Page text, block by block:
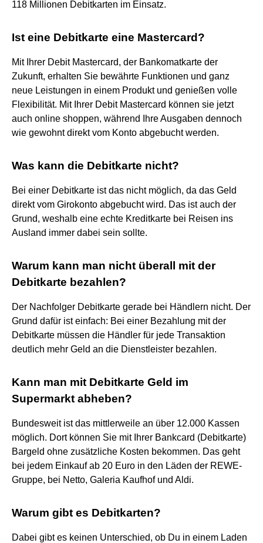
118 Millionen Debitkarten im Einsatz.
Ist eine Debitkarte eine Mastercard?
Mit Ihrer Debit Mastercard, der Bankomatkarte der
Zukunft, erhalten Sie bewährte Funktionen und ganz
neue Leistungen in einem Produkt und genießen volle
Flexibilität. Mit Ihrer Debit Mastercard können sie jetzt
auch online shoppen, während Ihre Ausgaben dennoch
wie gewohnt direkt vom Konto abgebucht werden.
Was kann die Debitkarte nicht?
Bei einer Debitkarte ist das nicht möglich, da das Geld
direkt vom Girokonto abgebucht wird. Das ist auch der
Grund, weshalb eine echte Kreditkarte bei Reisen ins
Ausland immer dabei sein sollte.
Warum kann man nicht überall mit der
Debitkarte bezahlen?
Der Nachfolger Debitkarte gerade bei Händlern nicht. Der
Grund dafür ist einfach: Bei einer Bezahlung mit der
Debitkarte müssen die Händler für jede Transaktion
deutlich mehr Geld an die Dienstleister bezahlen.
Kann man mit Debitkarte Geld im
Supermarkt abheben?
Bundesweit ist das mittlerweile an über 12.000 Kassen
möglich. Dort können Sie mit Ihrer Bankcard (Debitkarte)
Bargeld ohne zusätzliche Kosten bekommen. Das geht
bei jedem Einkauf ab 20 Euro in den Läden der REWE-
Gruppe, bei Netto, Galeria Kaufhof und Aldi.
Warum gibt es Debitkarten?
Dabei gibt es keinen Unterschied, ob Du in einem Laden